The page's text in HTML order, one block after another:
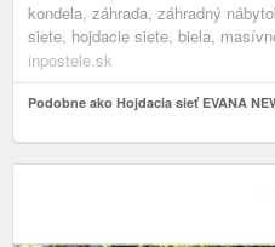
kondela, záhrada, záhradný
siete, hojdacie siete, biela,
inpostele.sk
Podobne ako Hojdacia sieť EVANA